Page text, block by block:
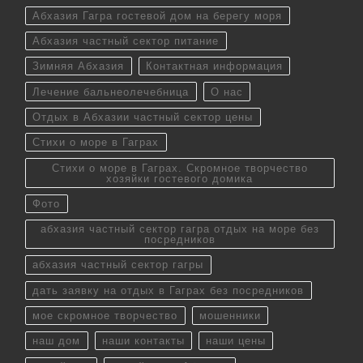
Абхазия Гагра гостевой дом на берегу моря
Абхазия частный сектор питание
Зимняя Абхазия Контактная информация
Лечение бальнеолечебница О нас
Отдых в Абхазии частный сектор цены
Стихи о море в Гаграх
Стихи о море в Гаграх. Скромное творчество
хозяйки гостевого домика
Фото
абхазия частный сектор гагра отдых на море без
посредников
абхазия частный сектор гагры
дать заявку на отдых в Гаграх без посредников
мое скромное творчество мошенники
наш дом наши контакты наши цены